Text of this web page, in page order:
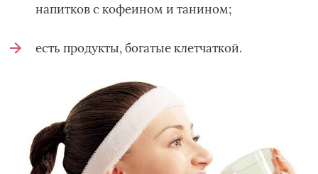
напитков с кофеином и танином;
есть продукты, богатые клетчаткой.